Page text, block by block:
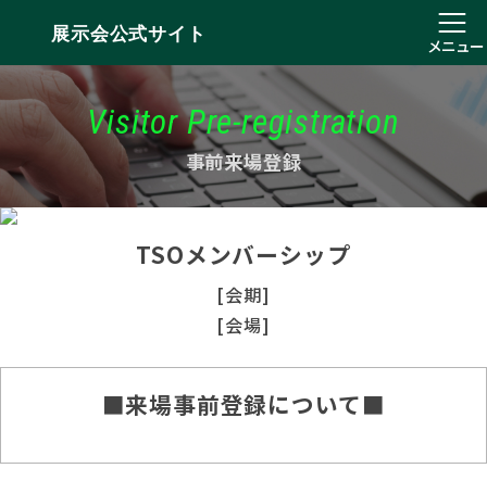
展示会公式サイト
メニュー
Visitor Pre-registration
事前来場登録
TSOメンバーシップ
[会期]
[会場]
■来場事前登録について■